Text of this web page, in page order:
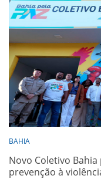
BAHIA
Novo Coletivo
prevenção à